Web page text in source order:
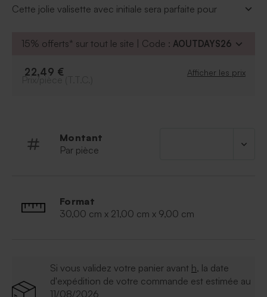
Cette jolie valisette avec initiale sera parfaite pour
Police et couleur de la police
15% offerts* sur tout le site | Code : AOUTDAYS26
22,49 € Afficher les prix
Montant
Par pièce
Format
30,00 cm x 21,00 cm x 9,00 cm
Si vous validez votre panier avant h, la date
d'expédition de votre commande est estimée au
11/08/2026